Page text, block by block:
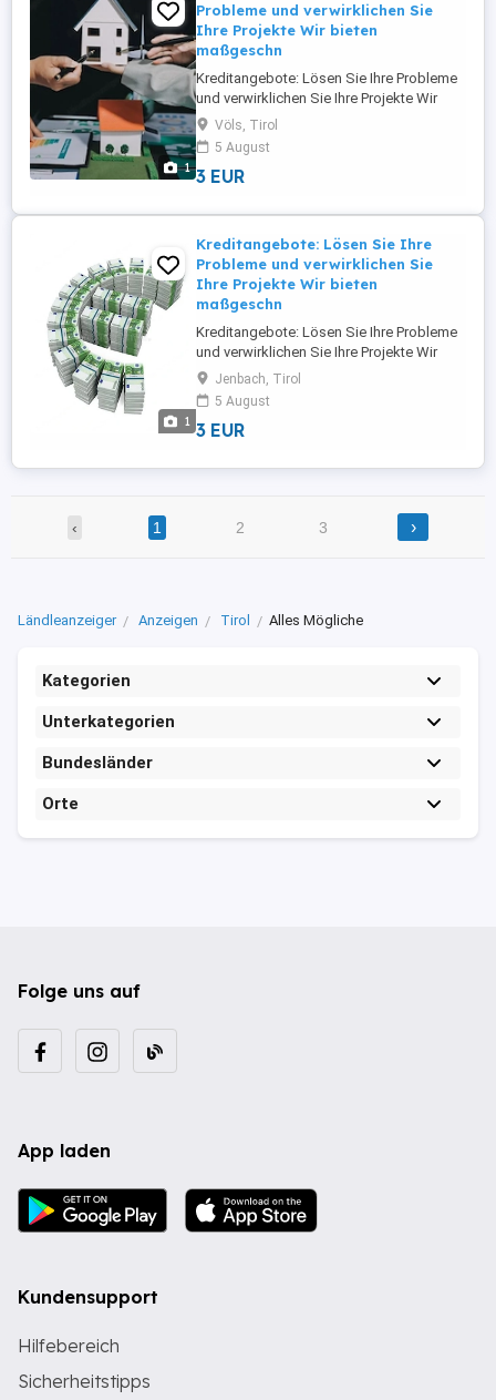
1
Probleme und verwirklichen Sie
Ihre Projekte Wir bieten
maßgeschn
Kreditangebote: Lösen Sie Ihre Probleme
und verwirklichen Sie Ihre Projekte Wir
bieten maßgeschneiderte Finanzierungs-
und Investitionslösungen für
Privatpersonen, Unternehmer, KMU und
Großunternehmen in ganz Europa und
Investitionen von 5.000 bis 95.000.000 ...
Völs, Tirol
5 August
3 EUR
1
Kreditangebote: Lösen Sie Ihre
Probleme und verwirklichen Sie
Ihre Projekte Wir bieten
maßgeschn
Kreditangebote: Lösen Sie Ihre Probleme
und verwirklichen Sie Ihre Projekte Wir
bieten maßgeschneiderte Finanzierungs-
und Investitionslösungen für
Privatpersonen, Unternehmer, KMU und
Großunternehmen in ganz Europa und
Investitionen von 5.000 bis 95.000.000 ...
Jenbach, Tirol
5 August
3 EUR
‹ 1 2 3 ›
Ländleanzeiger Anzeigen Tirol Alles Mögliche
Kategorien
Unterkategorien
Bundesländer
Orte
Folge uns auf
App laden
Kundensupport
Hilfebereich
Sicherheitstipps